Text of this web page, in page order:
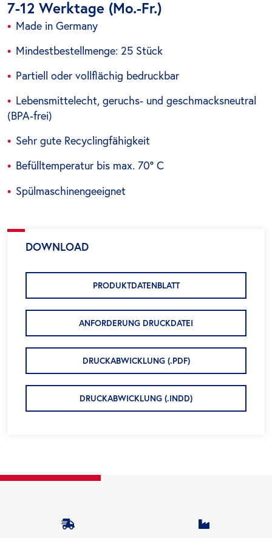
7-12 Werktage (Mo.-Fr.)
Made in Germany
Mindestbestellmenge: 25 Stück
Partiell oder vollflächig bedruckbar
Lebensmittelecht, geruchs- und geschmacksneutral
(BPA-frei)
Sehr gute Recyclingfähigkeit
Befülltemperatur bis max. 70° C
Spülmaschinengeeignet
DOWNLOAD
PRODUKTDATENBLATT
ANFORDERUNG DRUCKDATEI
DRUCKABWICKLUNG (.PDF)
DRUCKABWICKLUNG (.INDD)